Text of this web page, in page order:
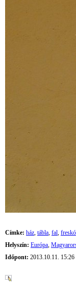
Címke: ház, tábla, fal, freskó
Helyszín: Európa,
Időpont: 2013.10.11. 15:26